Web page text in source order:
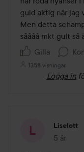
guld aktig när jag
Men detta
såååå mkt gult så
Gilla
1358 visningar
Logga in
Liselott
5 år
Inlägget